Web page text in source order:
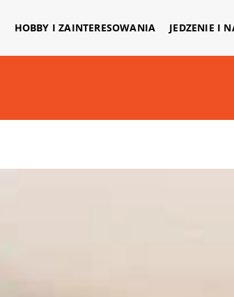
HOBBY I ZAINTERESOWANIA JEDZENIE I